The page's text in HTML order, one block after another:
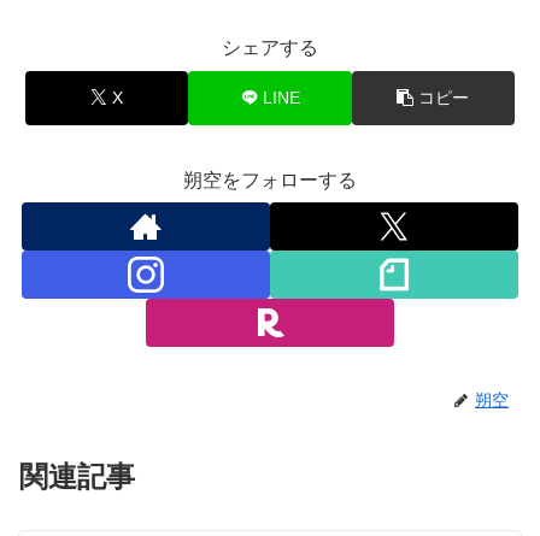
シェアする
X LINE コピー
朔空をフォローする
朔空
関連記事